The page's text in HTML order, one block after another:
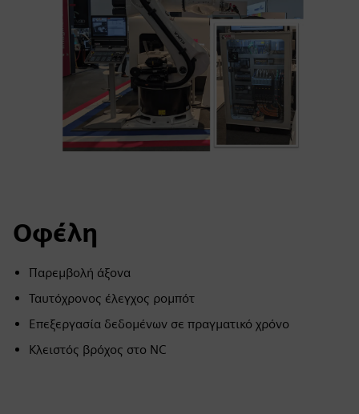
Οφέλη
Παρεμβολή άξονα
Ταυτόχρονος έλεγχος ρομπότ
Επεξεργασία δεδομένων σε πραγματικό χρόνο
Κλειστός βρόχος στο NC